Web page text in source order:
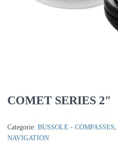
COMET SERIES 2″
Categorie: BUSSOLE - COMPASSES,
NAVIGATION